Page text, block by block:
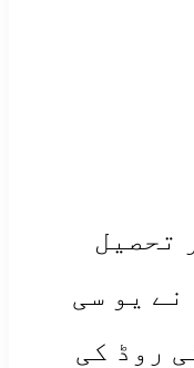
تحصیل
یو سی
روڈ کی